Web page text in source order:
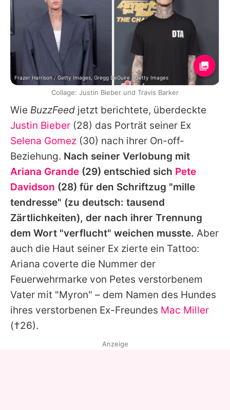
Wie BuzzFeed jetzt berichtete, überdeckte
Justin Bieber (28) das Porträt seiner Ex
Selena Gomez (30) nach ihrer On-off-
Beziehung. Nach seiner Verlobung mit
Ariana Grande (29) entschied sich Pete
Davidson (28) für den Schriftzug "mille
tendresse" (zu deutsch: tausend
Zärtlichkeiten), der nach ihrer Trennung
dem Wort "verflucht" weichen musste. Aber
auch die Haut seiner Ex zierte ein Tattoo:
Ariana coverte die Nummer der
Feuerwehrmarke von Petes verstorbenem
Vater mit "Myron" – dem Namen des Hundes
ihres verstorbenen Ex-Freundes Mac Miller
(†26).
Frazer Harrison / Getty Images, Gregg DeGuire / Getty Images
Collage: Justin Bieber und Travis Barker
Anzeige